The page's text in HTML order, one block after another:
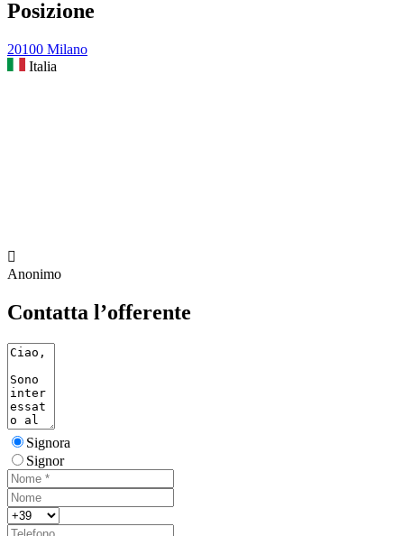
Posizione
20100 Milano
Italia

Anonimo
Contatta l’offerente
Signora
Signor